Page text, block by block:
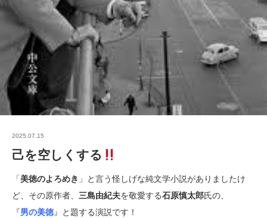
2025.07.15
己を空しくする
「美徳のよろめき 」と言う怪しげな純文学小説がありましたけ
ど、その原作者、 三島由紀夫を敬愛する石原慎太郎氏の、
『男の美徳』と題する演説です！